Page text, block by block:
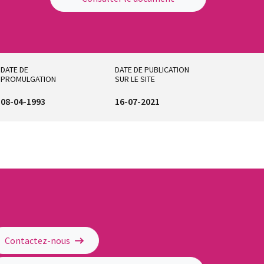
DATE DE
PROMULGATION
08-04-1993
DATE DE PUBLICATION
SUR LE SITE
16-07-2021
Contactez-nous